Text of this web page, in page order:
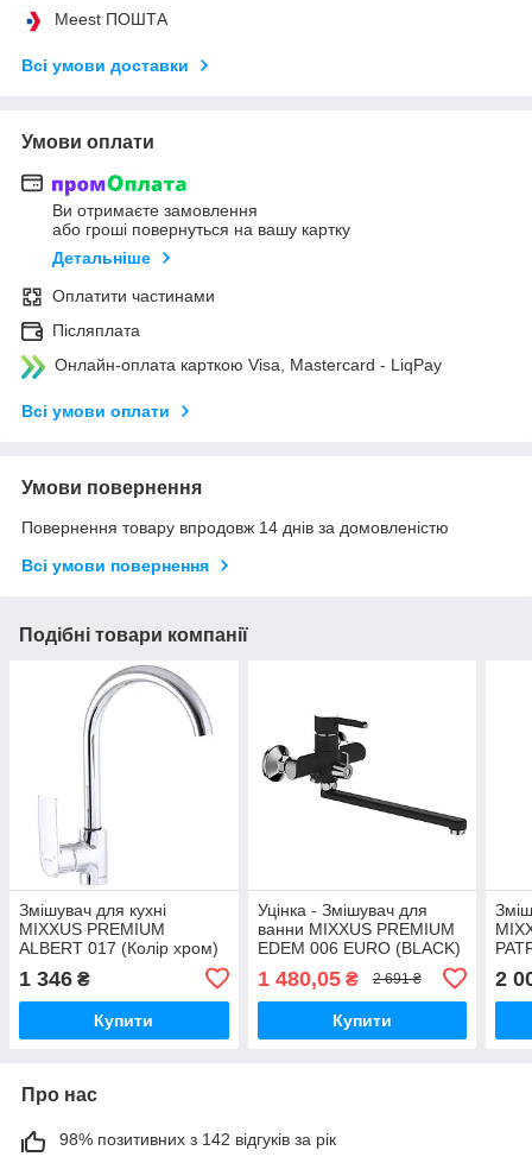
Meest ПОШТА
Всі умови доставки
Умови оплати
Ви отримаєте замовлення
або гроші повернуться на вашу картку
Детальніше
Оплатити частинами
Післяплата
Онлайн-оплата карткою Visa, Mastercard - LiqPay
Всі умови оплати
Умови повернення
Повернення товару впродовж 14 днів за домовленістю
Всі умови повернення
Подібні товари компанії
Змішувач для кухні
MIXXUS PREMIUM
ALBERT 017 (Колір хром)
1 346 ₴
Купити
Уцінка - Змішувач для
ванни MIXXUS PREMIUM
EDEM 006 EURO (BLACK)
(MI5841-20260622-8040)
1 480,05₴ 2 691 ₴
Купити
2
Про нас
98% позитивних з 142 відгуків за рік